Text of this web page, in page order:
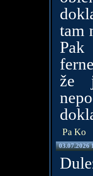
tam
Pak
že
Pa Ko
03.07.2026